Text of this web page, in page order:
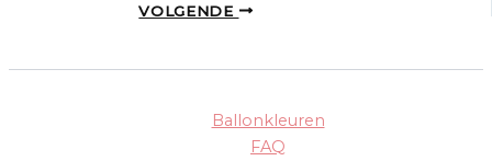
VOLGENDE
Ballonkleuren
FAQ